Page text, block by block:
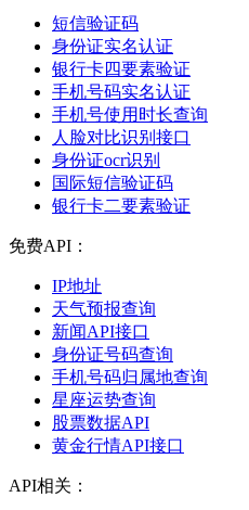
短信验证码
身份证实名认证
银行卡四要素验证
手机号码实名认证
手机号使用时长查询
人脸对比识别接口
身份证ocr识别
国际短信验证码
银行卡二要素验证
免费API：
IP地址
天气预报查询
新闻API接口
身份证号码查询
手机号码归属地查询
星座运势查询
股票数据API
黄金行情API接口
API相关：